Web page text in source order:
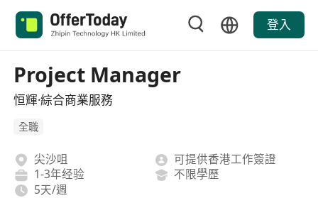
登入
Project Manager
恒輝·綜合商業服務
全職
尖沙咀
可提供香港工作簽證
1-3年经验
不限學歷
5天/週